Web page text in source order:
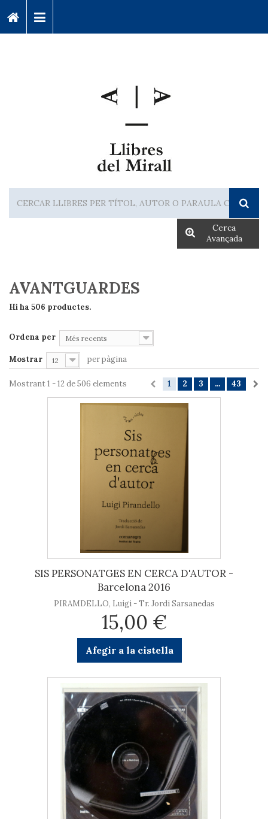
Cerca
Avançada
AVANTGUARDES
Hi ha 506 productes.
Ordena per Més recents
Mostrar 12 per pàgina
1 2 3 ... 43
Mostrant 1 - 12 de 506 elements
SIS PERSONATGES EN CERCA D'AUTOR -
Barcelona 2016
PIRAMDELLO, Luigi - Tr. Jordi Sarsanedas
15,00 €
Afegir a la cistella